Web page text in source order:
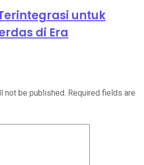
untuk
di Era
not be published. Required fields are